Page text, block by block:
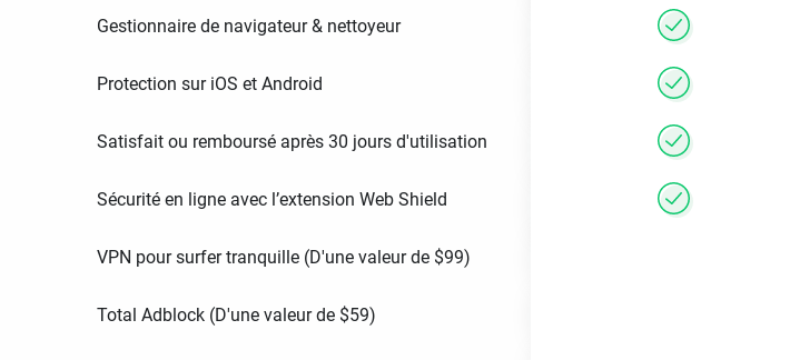
Gestionnaire de navigateur & nettoyeur
Protection sur iOS et Android
Satisfait ou remboursé après 30 jours d'utilisation
Sécurité en ligne avec l’extension Web Shield
VPN pour surfer tranquille (D'une valeur de $99)
Total Adblock (D'une valeur de $59)